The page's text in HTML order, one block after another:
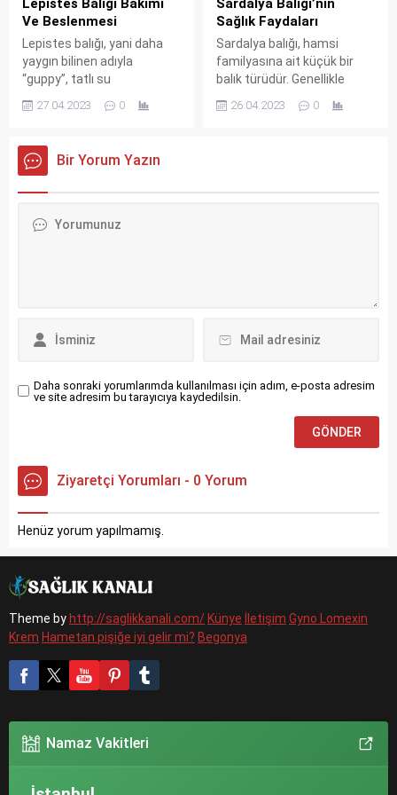
Lepistes Balığı Bakımı
Ve Beslenmesi
Lepistes balığı, yani daha
yaygın bilinen adıyla
“guppy”, tatlı su
popüler balıklardan biridir.
bakımı nedeniyle, birçok
balık severin favorisi haline
isterseniz tıklayın. Lepistes
27.04.2023 0
Sardalya Balığı’nın
Sağlık Faydaları
Sardalya balığı, hamsi
familyasına ait küçük bir
balık türüdür. Genellikle
bol miktarda bulunur. Aynı
26.04.2023 0
Bir Yorum Yazın
Daha sonraki yorumlarımda kullanılması için adım, e-posta adresim
ve site adresim bu tarayıcıya kaydedilsin.
Ziyaretçi Yorumları - 0 Yorum
Henüz yorum yapılmamış.
Theme by http://saglikkanali.com/ Künye İletişim Gyno Lomexin
Krem Hametan pişiğe iyi gelir mi? Begonya
Namaz Vakitleri